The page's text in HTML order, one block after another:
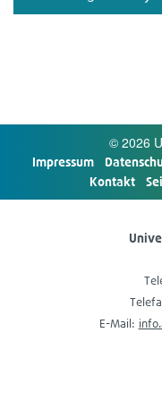
© 2026
Impres­sum
Kon­takt
E-​Mail: